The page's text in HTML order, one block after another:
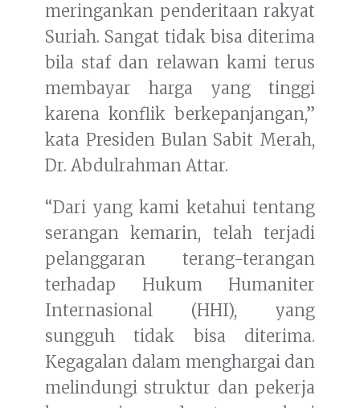
meringankan penderitaan rakyat
Suriah. Sangat tidak bisa diterima
bila staf dan relawan kami terus
membayar harga yang tinggi
karena konflik berkepanjangan,”
kata Presiden Bulan Sabit Merah,
Dr. Abdulrahman Attar.
“Dari yang kami ketahui tentang
serangan kemarin, telah terjadi
pelanggaran terang-terangan
terhadap Hukum Humaniter
Internasional (HHI), yang
sungguh tidak bisa diterima.
Kegagalan dalam menghargai dan
melindungi struktur dan pekerja